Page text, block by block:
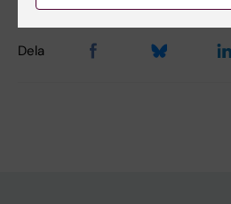
Dela